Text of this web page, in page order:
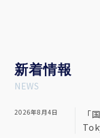
新着情報
NEWS
2026年8月4日
「